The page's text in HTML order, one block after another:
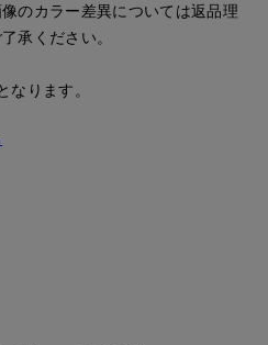
のカラー差異については返品理
承ください。
なります。